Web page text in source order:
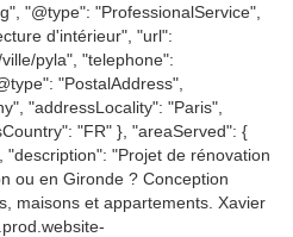
"@type": "ProfessionalService",
d'intérieur", "url":
pyla", "telephone":
"PostalAddress",
"addressLocality": "Paris",
"FR" }, "areaServed": {
"Projet de rénovation
ou en Gironde ? Conception
maisons et appartements. Xavier